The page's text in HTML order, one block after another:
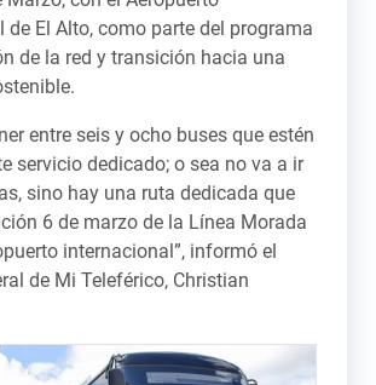
de El Alto, como parte del programa
de la red y transición hacia una
entre seis y ocho buses que estén
servicio dedicado; o sea no va a ir
sino hay una ruta dedicada que
6 de marzo de la Línea Morada
internacional”, informó el
de Mi Teleférico, Christian